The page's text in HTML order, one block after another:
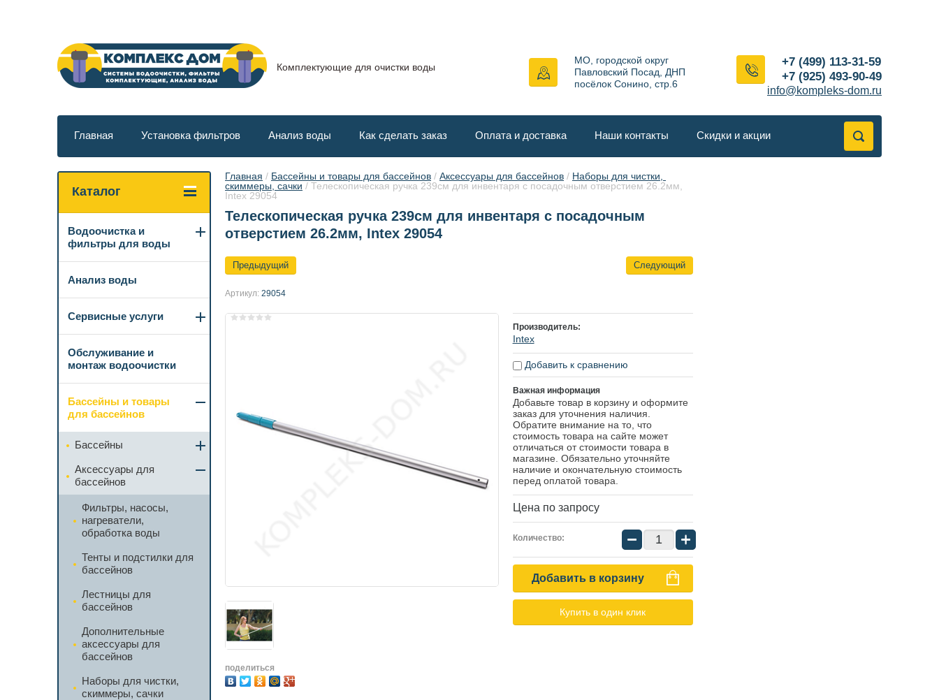
Комплектующие для очистки воды
+7 (499) 113-31-59
+7 (925) 493-90-49
info@kompleks-dom.ru
МО, городской округ
Павловский Посад, ДНП
посёлок Сонино, стр.6
Главная Установка фильтров Анализ воды Как сделать заказ Оплата и доставка Наши контакты Скидки и акции
Главная / Бассейны и товары для бассейнов / Аксессуары для бассейнов / Наборы для чистки,
скиммеры, сачки / Телескопическая ручка 239см для инвентаря с посадочным отверстием 26.2мм,
Intex 29054
Телескопическая ручка 239см для инвентаря с посадочным
отверстием 26.2мм, Intex 29054
Предыдущий Следующий
Артикул: 29054
поделиться
Производитель:
Intex
Добавить к сравнению
Важная информация
Добавьте товар в корзину и оформите
заказ для уточнения наличия.
Обратите внимание на то, что
стоимость товара на сайте может
отличаться от стоимости товара в
магазине. Обязательно уточняйте
наличие и окончательную стоимость
перед оплатой товара.
Цена по запросу
Количество: − +
Добавить в корзину
Купить в один клик
Каталог
Водоочистка и
фильтры для воды
Анализ воды
Сервисные услуги
Обслуживание и
монтаж водоочистки
Бассейны и товары
для бассейнов
Бассейны
Аксессуары для
бассейнов
Фильтры, насосы,
нагреватели,
обработка воды
Тенты и подстилки для
бассейнов
Лестницы для
бассейнов
Дополнительные
аксессуары для
бассейнов
Наборы для чистки,
скиммеры, сачки